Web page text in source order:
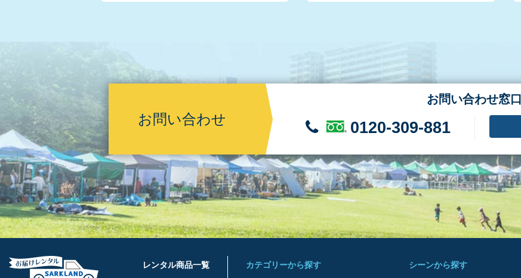
お問い合わせ
お問い合わせ窓口
0120-309-881
レンタル商品一覧 カテゴリーから探す シーンから探す